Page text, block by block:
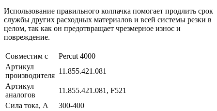
Использование правильного колпачка помогает продлить срок
службы других расходных материалов и всей системы резки в
целом, так как он предотвращает чрезмерное износ и
повреждение.
Совместим с
Percut 4000
Артикул
производителя
11.855.421.081
Артикул
аналогов
11.855.421.081, F521
Сила тока, А
300-400